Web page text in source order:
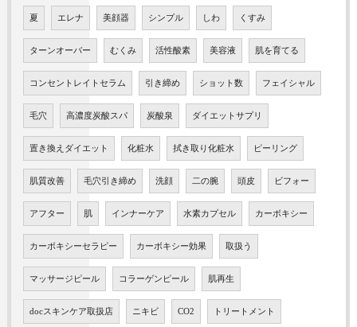
夏 エレナ 美顔器 シンプル しわ くすみ
ターンオーバー むくみ 活性酸素 美容液 肌を育てる
コンセントレイトセラム 引き締め ショット数 フェイシャル
毛穴 高濃度炭酸スパ 炭酸泉 ダイエットサプリ
置き換えダイエット 化粧水 拭き取り化粧水 ピーリング
肌質改善 毛穴引き締め 洗顔 二の腕 頭皮 ビフォー
アフター 肌 インナーケア 水素カプセル カーボキシー
カーボキシーセラピー カーボキシー効果 取扱う
マッサージピール コラーゲンピール 肌再生
docスキンケア取扱店 ニキビ CO2 トリートメント